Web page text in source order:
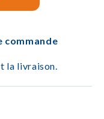
la livraison.